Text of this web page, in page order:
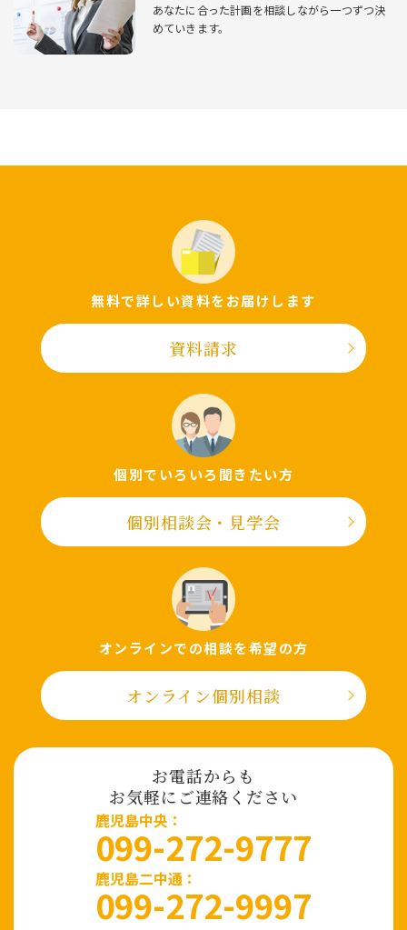
あなたに合った計画を相談しながら⼀つずつ決
めていきます。
無料で詳しい資料をお届けします
資料請求
個別でいろいろ聞きたい⽅
個別相談会・⾒学会
オンラインでの相談を希望の⽅
オンライン個別相談
お電話からも
お気軽にご連絡ください
⿅児島中央：
099-272-9777
鹿児島二中通：
099-272-9997